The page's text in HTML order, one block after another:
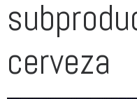
cerveza